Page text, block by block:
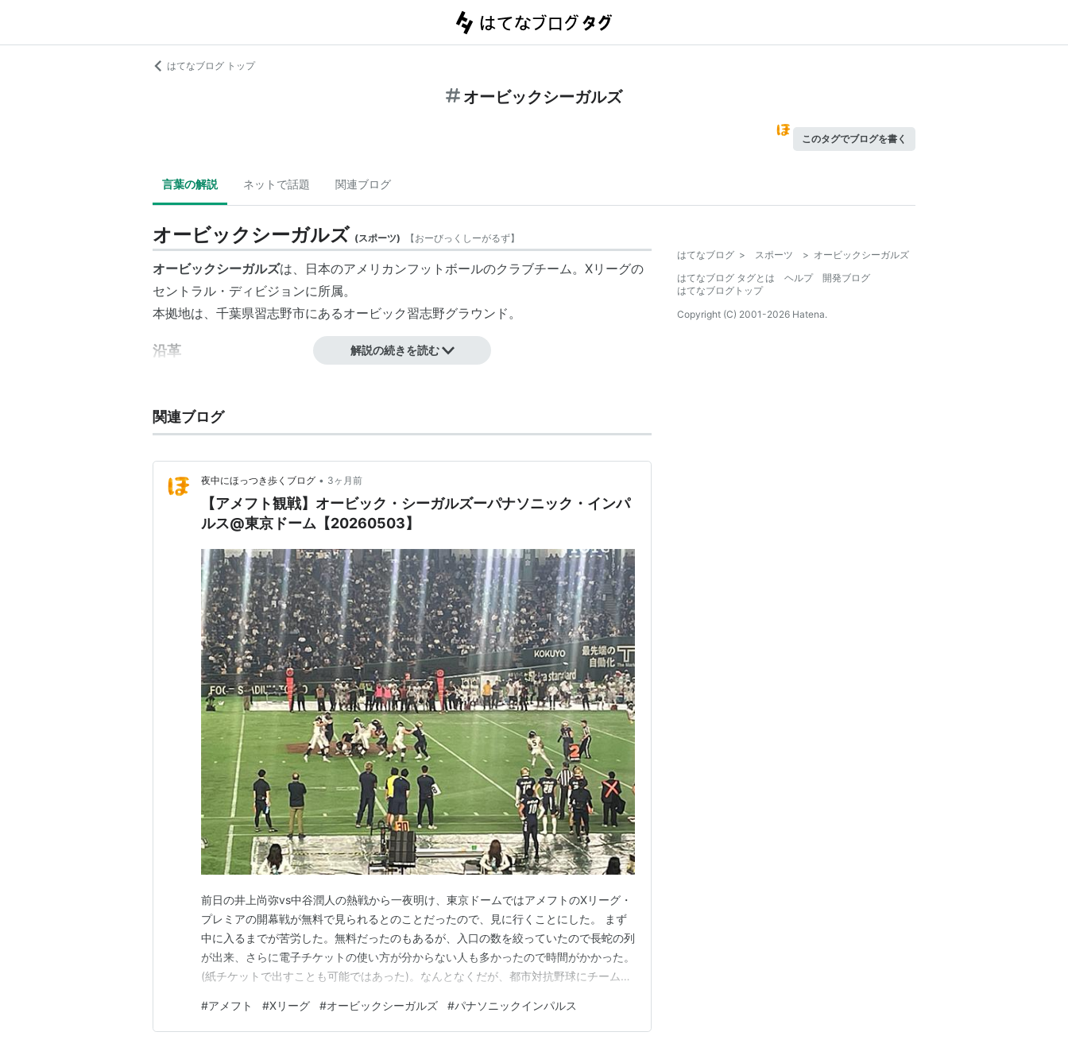
はてなブログ トップ
オービックシーガルズ
このタグでブログを書く
言葉の解説 ネットで話題 関連ブログ
オービックシーガルズ (スポーツ) 【おーびっくしーがるず】
オービックシーガルズは、日本のアメリカンフットボールのクラブチーム。Xリーグの
セントラル・ディビジョンに所属。
本拠地は、千葉県習志野市にあるオービック習志野グラウンド。
沿革
1995年シーズンには東日本1部リーグで優勝し、東京スーパーボウルに出場する。
ウルでも京大を破り初の日本一を達成。
1998年シーズンにも、立命館大学を破り、2回目のライスボウル制覇。
1999年クラブチーム化。オービック がメインスポンサーとなる。
2002年6月末、リクルートがスポンサーから撤退し、名称をシーガルズに変更。スポン
サー不在ながらも秋季リーグで優勝し、東京スーパーボウル制覇。しかし、ライスボウ
ルでは立命館大学に敗れる。
2003年シーズンからは新たにオービックがメインスポンサーになり、チーム名を「オ
ービックシーガルズ」に改める。
2005年シーズンはパールボウルからライスボウルまで12連勝を飾り、3度目の日本一に
2010年シーズン、ライスボウルで立命館大を24-0で完封し、4度目のライスボウル制覇
を果たす。
2011年シーズン、ライスボウルで関西学院大に逆転で勝利、5度目（チーム初の2年連
続）ライスボウル制覇を果たす。
2012年シーズン、JAPAN X BOWL
で史上初の3連覇を達成、またライスボウルでも関
西学院大に残り10秒で逆転勝利し、日本大学に並ぶ3連覇と6度目の優勝を果たした。
2013年シーズン、JAPAN X BOWLで4連覇を達成。また、3年連続の対戦ととなった関
西学院大とのライスボウルでも圧倒し、4連覇を達成。
解説の続きを読む
関連ブログ
夜中にほっつき歩くブログ • 3ヶ月前
【アメフト観戦】オービック・シーガルズーパナソニック・インパ
ルス@東京ドーム【20260503】
前日の井上尚弥vs中谷潤人の熱戦から一夜明け、東京ドームではアメフトのXリーグ・
プレミアの開幕戦が無料で見られるとのことだったので、見に行くことにした。 まず
中に入るまでが苦労した。無料だったのもあるが、入口の数を絞っていたので長蛇の列
が出来、さらに電子チケットの使い方が分からない人も多かったので時間がかかった。
(紙チケットで出すことも可能ではあった)。なんとなくだが、都市対抗野球にチーム券
それと比べると大分マシだが…。 ひとまず中に入れたので、一塁側・オービックのス
タンドで観戦。大分前にハマスタでノジマと試合してい…
#アメフト #Xリーグ #オービックシーガルズ #パナソニックインパルス
はてなブログ > スポーツ > オービックシーガルズ
はてなブログ タグとは
ヘルプ
開発ブログ
はてなブログトップ
Copyright (C) 2001-2026 Hatena.